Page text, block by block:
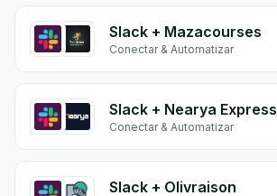
Slack + Mazacourses
Conectar & Automatizar
Slack + Nearya Express
Conectar & Automatizar
Slack + Olivraison